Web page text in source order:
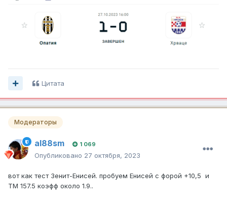
Цитата
Модераторы
al88sm 1 069
Опубликовано 27 октября, 2023
вот как тест Зенит-Енисей. пробуем Енисей с форой +10,5 и
ТМ 157.5 коэфф около 1.9..